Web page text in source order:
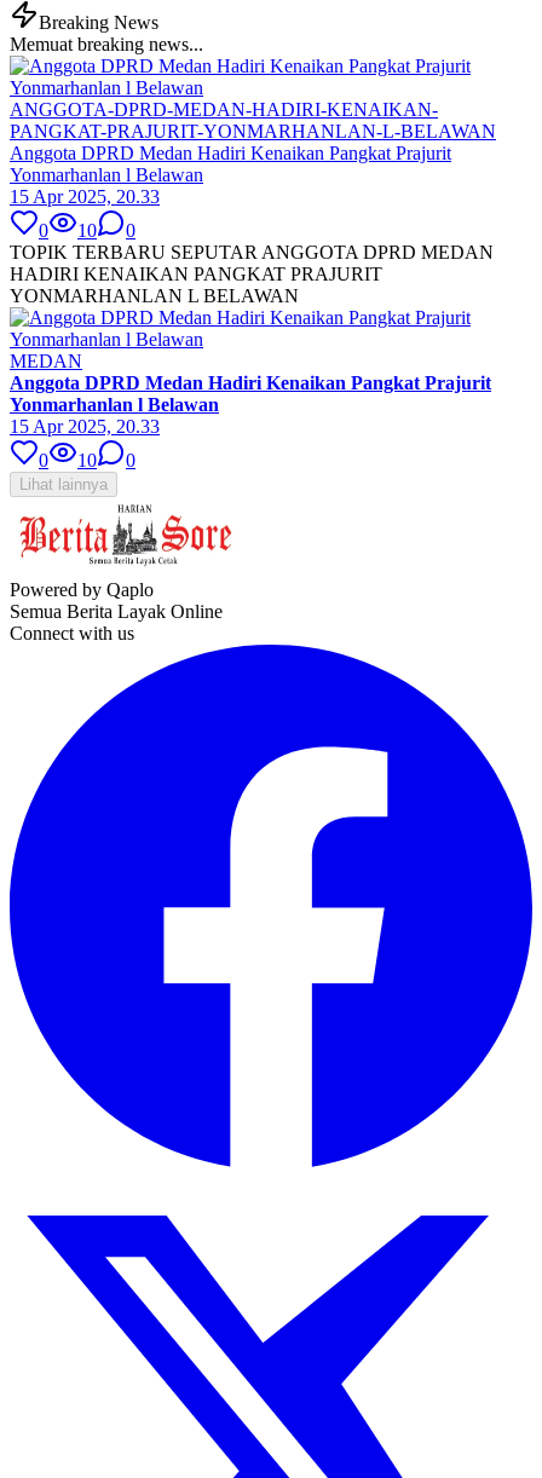
Breaking News
Memuat breaking news...
ANGGOTA-DPRD-MEDAN-HADIRI-KENAIKAN-
PANGKAT-PRAJURIT-YONMARHANLAN-L-BELAWAN
Anggota DPRD Medan Hadiri Kenaikan Pangkat Prajurit
Yonmarhanlan l Belawan
15 Apr 2025, 20.33
0
10
0
TOPIK TERBARU SEPUTAR ANGGOTA DPRD MEDAN
HADIRI KENAIKAN PANGKAT PRAJURIT
YONMARHANLAN L BELAWAN
MEDAN
Anggota DPRD Medan Hadiri Kenaikan Pangkat Prajurit
Yonmarhanlan l Belawan
15 Apr 2025, 20.33
0
10 0
Lihat lainnya
Powered by Qaplo
Semua Berita Layak Online
Connect with us